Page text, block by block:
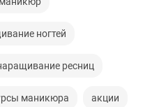
ногтей
ресниц
маникюра акции